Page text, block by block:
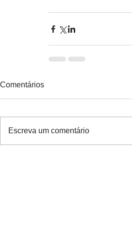
Comentários
Escreva um comentário